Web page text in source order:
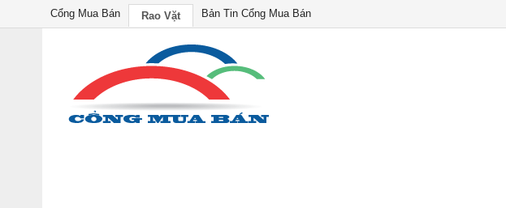
Cổng Mua Bán Rao Vặt Bản Tin Cổng Mua Bán